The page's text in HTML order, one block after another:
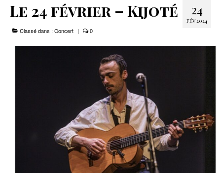
Resto et…
Programmation
24
FÉV 2024
Le 24 février – Kijoté
Classé dans : Concert | 0